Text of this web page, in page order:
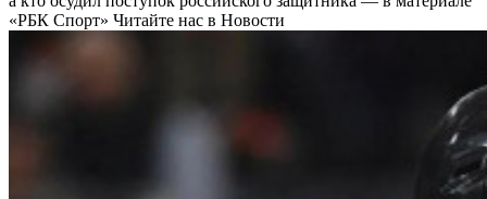
«РБК Спорт» Читайте нас в Новости